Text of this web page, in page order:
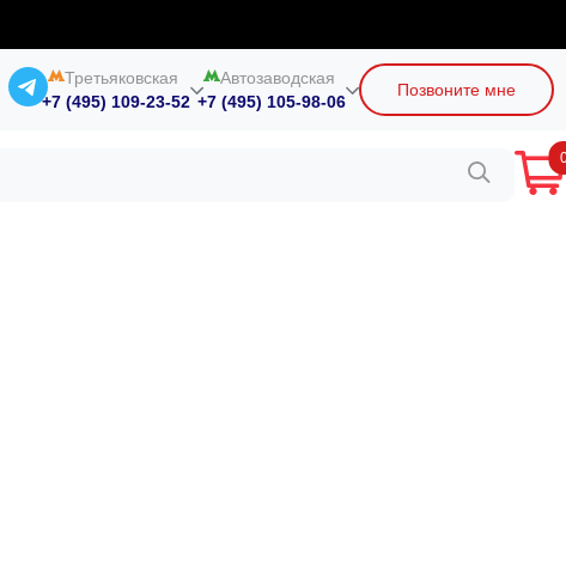
Третьяковская
+7 (495) 109-23-52
Автозаводская
+7 (495) 105-98-06
Позвоните мне